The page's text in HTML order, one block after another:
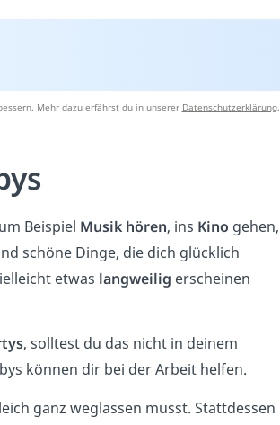
Mehr dazu erfährst du in unserer Datenschutzerklärung.
Beispiel Musik hören, ins Kino gehen,
schöne Dinge, die dich glücklich
etwas langweilig erscheinen
, solltest du das nicht in deinem
können dir bei der Arbeit helfen.
ganz weglassen musst. Stattdessen